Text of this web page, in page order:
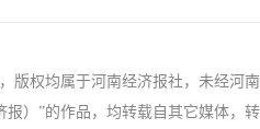
版权均属于河南经济报社，未经河
）”的作品，均转载自其它媒体，